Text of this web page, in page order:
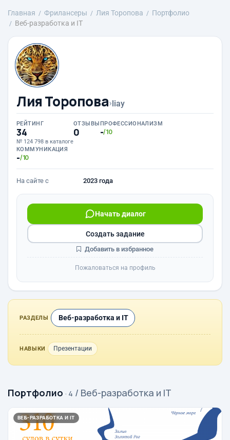
Главная Фрилансеры Лия Торопова
Портфолио
Веб-разработка и IT
Лия Торопова›liay
РЕЙТИНГ
34
№ 124 798 в каталоге
ОТЗЫВЫ
0
ПРОФЕССИОНАЛИЗМ
-/10
КОММУНИКАЦИЯ
-/10
На сайте с 2023 года
Начать диалог
Создать задание
Добавить в избранное
Пожаловаться на профиль
РАЗДЕЛЫ Веб-разработка и IT
НАВЫКИ Презентации
Портфолио · 4 / Веб-разработка и IT
ВЕБ-РАЗРАБОТКА И IT